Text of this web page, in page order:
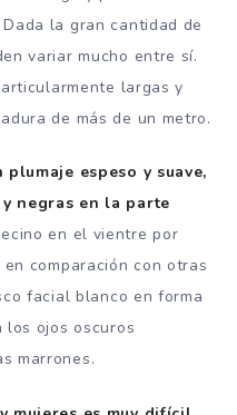
la gran cantidad de
variar mucho entre sí.
largas y
de más de un metro.
espeso y suave,
negras en la parte
en el vientre por
comparación con otras
facial blanco en forma
los ojos oscuros
marrones.